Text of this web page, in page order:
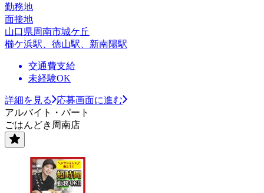
勤務地
面接地
山口県周南市城ケ丘
櫛ケ浜駅、徳山駅、新南陽駅
交通費支給
未経験OK
詳細を見る
応募画面に進む
アルバイト・パート
ごはんどき周南店